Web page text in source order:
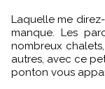
Laquelle me
manque. Les
nombreux
autres, avec ce
ponton vous